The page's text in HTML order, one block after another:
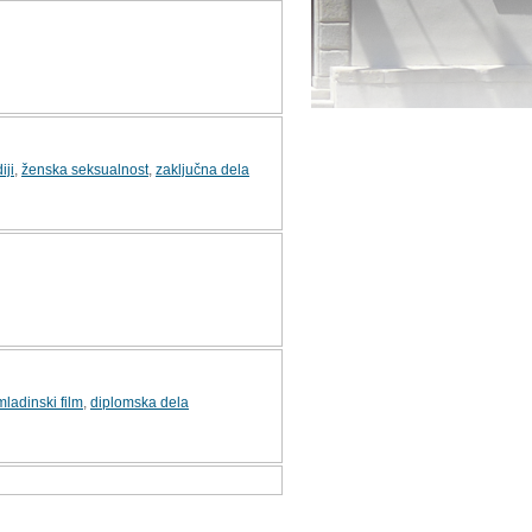
ženska seksualnost, zaključna dela
film diplomska dela